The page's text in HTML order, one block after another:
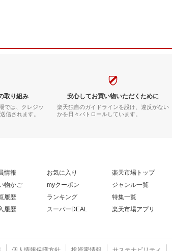
取り組み
では、クレジッ
信されます。
安心してお買い物いただくために
楽天独自のガイドラインを設け、違反がない
かを日々パトロールしています。
情報
物かご
履歴
履歴
お気に入り
myクーポン
ランキング
スーパーDEAL
楽天市場トップ
ジャンル一覧
特集一覧
楽天市場アプリ